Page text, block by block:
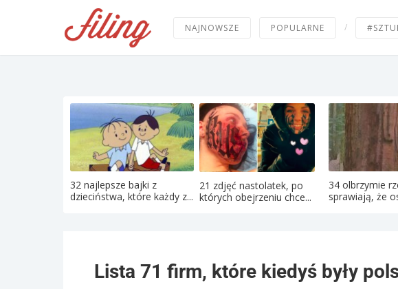
NAJNOWSZE POPULARNE /
32 najlepsze bajki z
dzieciństwa, które każdy z...
21 zdjęć nastolatek, po
których obejrzeniu chce...
34 olbrzymie
sprawiają, że
Lista 71 firm, które kiedyś były